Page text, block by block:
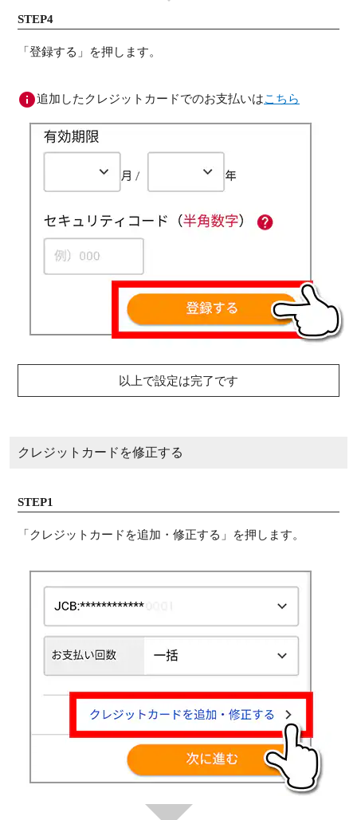
STEP4
「登録する」を押します。
追加したクレジットカードでのお支払いはこちら
以上で設定は完了です
クレジットカードを修正する
STEP1
「クレジットカードを追加・修正する」を押します。